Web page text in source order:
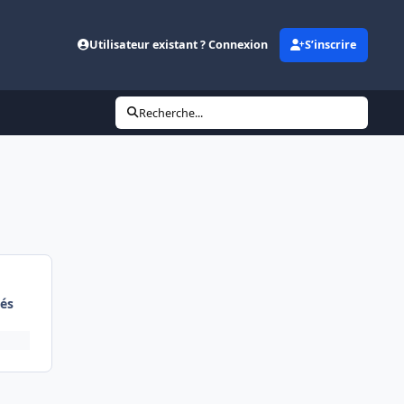
Utilisateur existant ? Connexion S’inscrire
Recherche...